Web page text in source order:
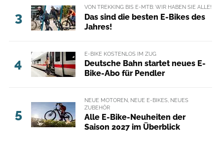
3
VON TREKKING BIS E-MTB: WIR HABEN SIE ALLE!
Das sind die besten E-Bikes des
Jahres!
4
E-BIKE KOSTENLOS IM ZUG
Deutsche Bahn startet neues E-
Bike-Abo für Pendler
5
NEUE MOTOREN, NEUE E-BIKES, NEUES
ZUBEHÖR
Alle E-Bike-Neuheiten der
Saison 2027 im Überblick